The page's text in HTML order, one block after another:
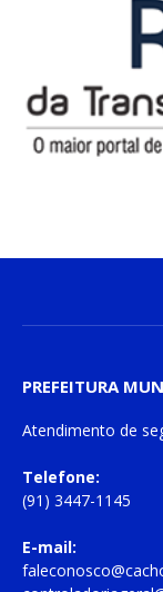
PREFEITURA
Atendimento de
Telefone:
(91) 3447-1145
E-mail: